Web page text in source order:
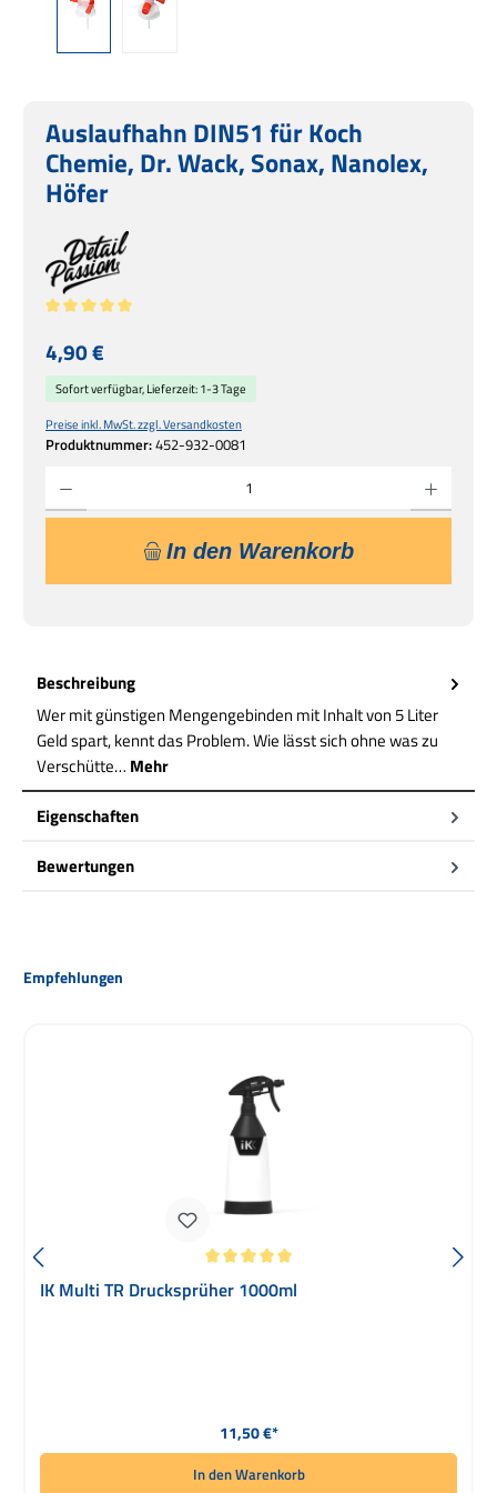
Auslaufhahn DIN51 für Koch
Chemie, Dr. Wack, Sonax, Nanolex,
Höfer
Regulärer Preis:
4,90 €
Preise inkl. MwSt. zzgl. Versandkosten
Produktnummer:452-932-0081
Sofort verfügbar, Lieferzeit: 1-3 Tage
In den Warenkorb
Beschreibung
Wer mit günstigen Mengengebinden mit Inhalt von 5 Liter
Geld spart, kennt das Problem. Wie lässt sich ohne was zu
Verschütte… Mehr
Eigenschaften
Bewertungen
Produktgalerie überspringen
Empfehlungen
IK Multi TR Drucksprüher 1000ml
Regulärer Preis:
11,50 €*
In den Warenkorb